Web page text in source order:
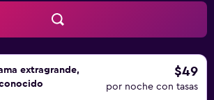
extragrande,
$49
por noche con tasas